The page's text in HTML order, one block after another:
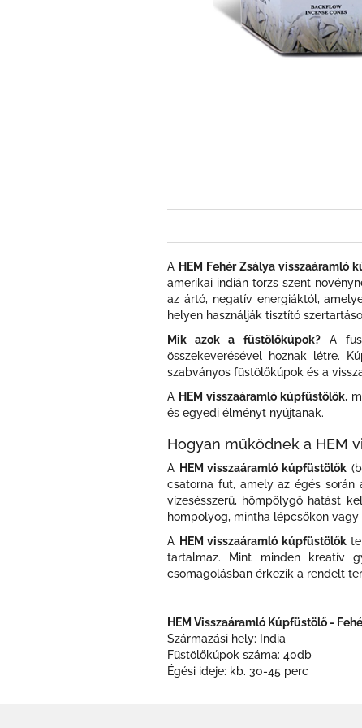
A HEM Fehér Zsálya visszaáramló
amerikai indián törzs szent
az ártó, negatív energiáktól,
helyen használják tisztító
Mik azok a füstölőkúpok?A
összekeverésével hoznak létre.
szabványos füstölőkúpok és a
A HEM visszaáramló kúpfüstölők,
és egyedi élményt nyújtanak.
Hogyan működnek a HEM
A HEM visszaáramló kúpfüstölők
csatorna fut, amely az égés
vízesésszerű, hömpölygő hatást
hömpölyög, mintha lépcsőkön
A HEM visszaáramló kúpfüstölők
tartalmaz. Mint minden kreatív
csomagolásban érkezik a rendelt
HEM Visszaáramló Kúpfüstölő -
Származási hely: India
Füstölőkúpok száma: 40db
Égési ideje: kb. 30-45 perc